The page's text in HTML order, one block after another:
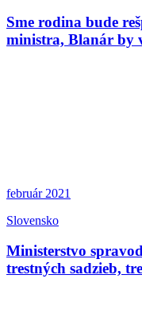
Sme rodina bude
ministra, Blanár by
február 2021
Slovensko
Ministerstvo
trestných sadzieb,